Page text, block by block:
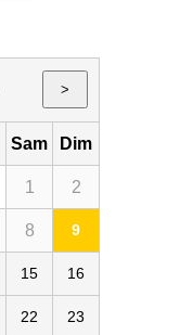
>
Sam Dim
1 2
8 9
15 16
22 23